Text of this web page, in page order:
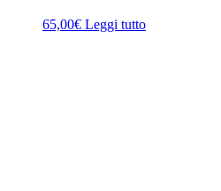
65,00€ Leggi tutto